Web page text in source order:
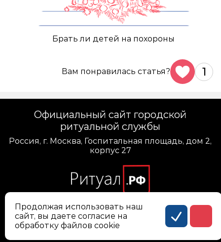
Брать ли детей на похороны
Вам понравилась статья? 1
Официальный сайт городской
ритуальной службы
Россия, г. Москва, Госпитальная площадь, дом 2,
корпус 27
Политика конфиденциальности персональных
данных
Продолжая использовать наш
сайт, вы даете согласие на
обработку файлов cookie